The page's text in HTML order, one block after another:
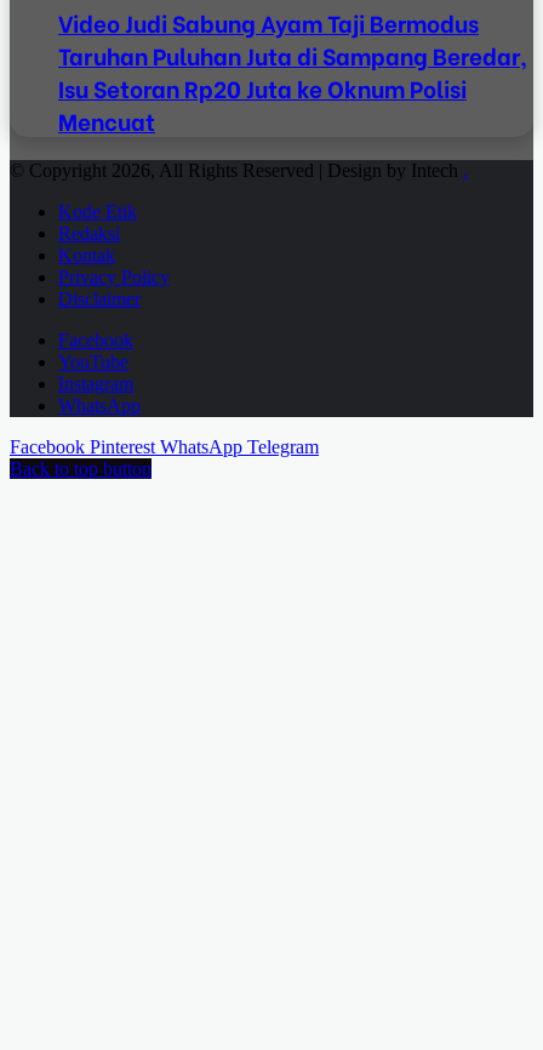
Video Judi Sabung Ayam Taji Bermodus
Taruhan Puluhan Juta di Sampang Beredar,
Isu Setoran Rp20 Juta ke Oknum Polisi
Mencuat
© Copyright 2026, All Rights Reserved | Design by Intech .
Kode Etik
Redaksi
Kontak
Privacy Policy
Disclaimer
Facebook
YouTube
Instagram
WhatsApp
Facebook Pinterest WhatsApp Telegram
Back to top button